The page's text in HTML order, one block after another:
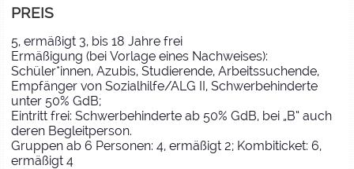
PREIS
5, ermäßigt 3, bis 18 Jahre frei
Ermäßigung (bei Vorlage eines Nachweises):
Schüler*innen, Azubis, Studierende, Arbeitssuchende,
Empfänger von Sozialhilfe/ALG II, Schwerbehinderte
unter 50% GdB;
Eintritt frei: Schwerbehinderte ab 50% GdB, bei „B“ auch
deren Begleitperson.
Gruppen ab 6 Personen: 4, ermäßigt 2; Kombiticket: 6,
ermäßigt 4